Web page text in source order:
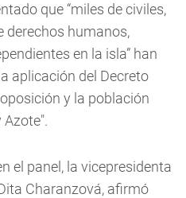
que “miles de civiles,
derechos humanos,
en la isla” han
aplicación del Decreto
y la población
Azote".
el panel, la vicepresidenta
Charanzová, afirmó